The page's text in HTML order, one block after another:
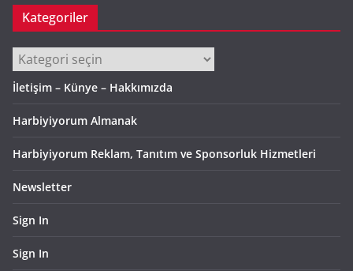
Kategoriler
Kategoriler
İletişim – Künye – Hakkımızda
Harbiyiyorum Almanak
Harbiyiyorum Reklam, Tanıtım ve Sponsorluk Hizmetleri
Newsletter
Sign In
Sign In